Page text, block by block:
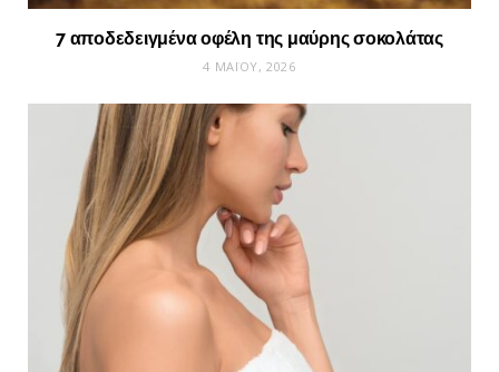
7 αποδεδειγμένα οφέλη της μαύρης σοκολάτας
4 ΜΑΪ́ΟΥ, 2026